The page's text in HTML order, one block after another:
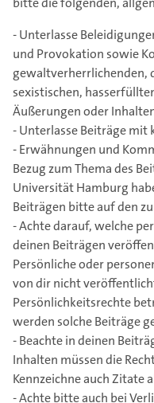
- Unterlasse
und Provokation sowie
gewaltverherrlichenden,
sexistischen,
Äußerungen oder
- Unterlasse Beiträge
- Erwähnungen und
Bezug zum Thema des
Universität Hamburg
Beiträgen bitte auf den
- Achte darauf, welche
deinen Beiträgen
Persönliche oder
von dir nicht
Persönlichkeitsrechte
werden solche Beiträge
- Beachte in deinen
Inhalten müssen die
Kennzeichne auch Zitate
- Achte bitte auch bei